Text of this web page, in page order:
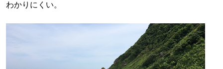
わかりにくい。